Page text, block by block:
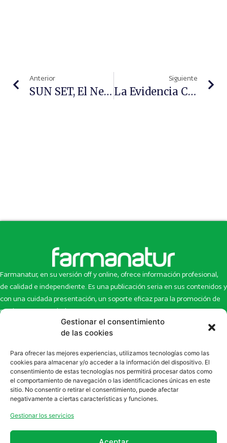
Gestionar el consentimiento
de las cookies
Para ofrecer las mejores experiencias, utilizamos tecnologías como las
cookies para almacenar y/o acceder a la información del dispositivo. El
consentimiento de estas tecnologías nos permitirá procesar datos como
el comportamiento de navegación o las identificaciones únicas en este
sitio. No consentir o retirar el consentimiento, puede afectar
negativamente a ciertas características y funciones.
Gestionar los servicios
Anterior
SUN SET, El Neceser De Laboratorios BABÉ Que Cuida De La Piel Durante La Temporada De Sol
Siguiente
La Evidencia Científica Avala La Solución De Hidróxido De Potasio (KOH) Al 10% Como Opción Segura Y Eficaz Para Tratar El Molusco Contagioso
Farmanatur, en su versión off y online, ofrece información profesional,
de calidad e independiente. Es una publicación seria en sus contenidos y
con una cuidada presentación, un soporte eficaz para la promoción de
productos y novedades.
Inicio
Newsletter
Eco Multimedia
Contacto
Artículos
Escaparate
Enlaces de interés
SUSCRÍBETE A NUESTRO NEWSLETTER
la sección deNewsletter